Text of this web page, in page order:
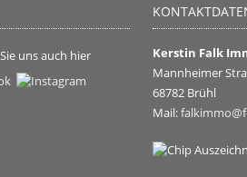
uns auch hier
Kerstin Falk
Mannheimer
68782 Brühl
Mail: